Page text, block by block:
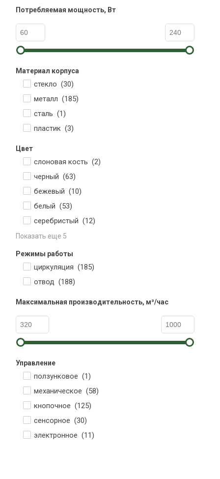
Потребляемая мощность, Вт
Материал корпуса
стекло (30)
металл (185)
сталь (1)
пластик (3)
Цвет
слоновая кость (2)
черный (63)
бежевый (10)
белый (53)
серебристый (12)
Показать еще 5
Режимы работы
циркуляция (185)
отвод (188)
Максимальная производительность, м³/час
Управление
ползунковое (1)
механическое (58)
кнопочное (125)
сенсорное (30)
электронное (11)